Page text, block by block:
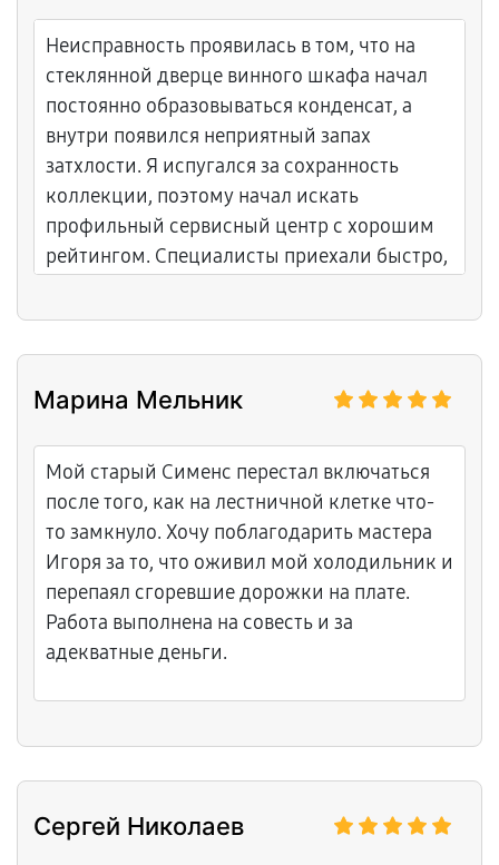
Неисправность проявилась в том, что на
стеклянной дверце винного шкафа начал
постоянно образовываться конденсат, а
внутри появился неприятный запах
затхлости. Я испугался за сохранность
коллекции, поэтому начал искать
профильный сервисный центр с хорошим
рейтингом. Специалисты приехали быстро,
обнаружили, что контур обогрева двери
Понравилось, что мастера не торопились,
узел. После завершения работ
предоставили подробный отчет о
замененных деталях и дали советы, как
часто нужно проводить профилактику
такого оборудования.
Марина Мельник
Мой старый Сименс перестал включаться
после того, как на лестничной клетке что-
то замкнуло. Хочу поблагодарить мастера
Игоря за то, что оживил мой холодильник и
перепаял сгоревшие дорожки на плате.
Работа выполнена на совесть и за
адекватные деньги.
Сергей Николаев